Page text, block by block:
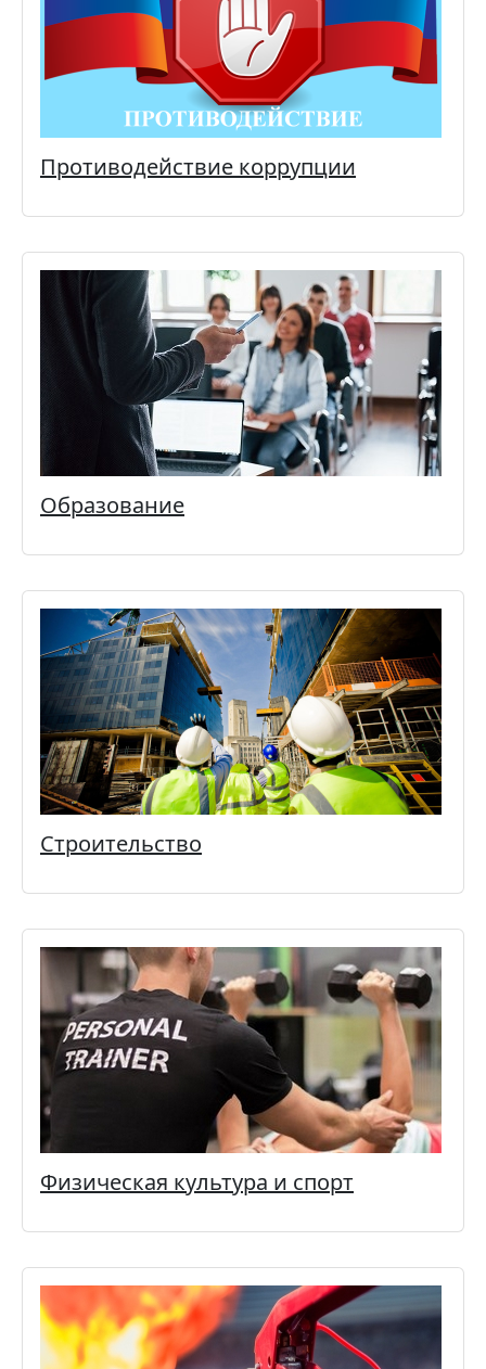
Противодействие коррупции
Образование
Строительство
Физическая культура и спорт